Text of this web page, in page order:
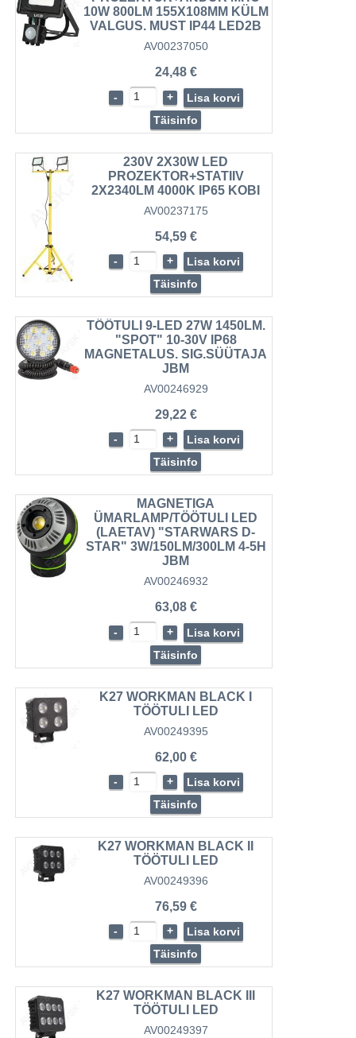
10W 800LM 155X108MM KÜLM
VALGUS. MUST IP44 LED2B
AV00237050
24,48 €
- +
Lisa korvi
Täisinfo
230V 2X30W LED
PROZEKTOR+STATIIV
2X2340LM 4000K IP65 KOBI
AV00237175
54,59 €
- +
Lisa korvi
Täisinfo
TÖÖTULI 9-LED 27W 1450LM.
"SPOT" 10-30V IP68
MAGNETALUS. SIG.SÜÜTAJA
JBM
AV00246929
29,22 €
- +
Lisa korvi
Täisinfo
MAGNETIGA
ÜMARLAMP/TÖÖTULI LED
(LAETAV) "STARWARS D-
STAR" 3W/150LM/300LM 4-5H
JBM
AV00246932
63,08 €
- +
Lisa korvi
Täisinfo
K27 WORKMAN BLACK I
TÖÖTULI LED
AV00249395
62,00 €
- +
Lisa korvi
Täisinfo
K27 WORKMAN BLACK II
TÖÖTULI LED
AV00249396
76,59 €
- +
Lisa korvi
Täisinfo
K27 WORKMAN BLACK III
TÖÖTULI LED
AV00249397